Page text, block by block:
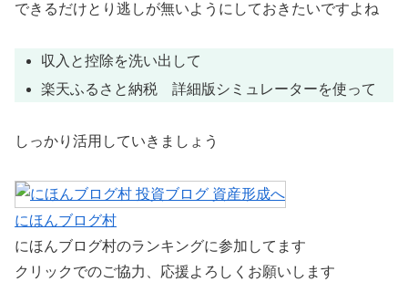
できるだけとり逃しが無いようにしておきたいですよね
収入と控除を洗い出して
楽天ふるさと納税 詳細版シミュレーターを使って
しっかり活用していきましょう
にほんブログ村
にほんブログ村のランキングに参加してます
クリックでのご協力、応援よろしくお願いします